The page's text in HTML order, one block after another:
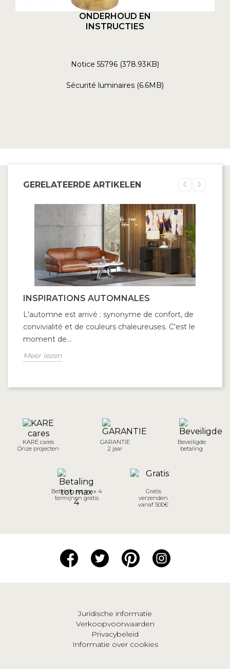
ONDERHOUD EN
INSTRUCTIES
Notice 55796 (378.93KB)
Sécurité luminaires (6.6MB)
GERELATEERDE ARTIKELEN
INSPIRATIONS AUTOMNALES
L'automne est arrivé : synonyme de confort, de
convivialité et de couleurs chaleureuses. C'est le
moment de...
Meer lezen
KARE cares
Onze projecten
GARANTIE
2 jaar
Beveiligde
betaling
Betaling tot max 4
termijnen gratis
Gratis
verzenden
vanaf 500€
Juridische informatie
Verkoopvoorwaarden
Privacybeleid
Informatie over cookies